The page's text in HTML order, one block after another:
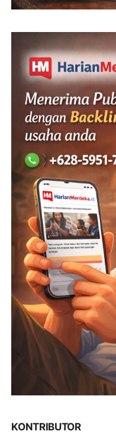
KONTRIBUTOR